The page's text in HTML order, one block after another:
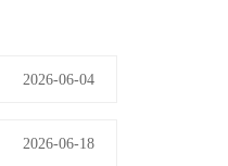
2026-06-04
2026-06-18